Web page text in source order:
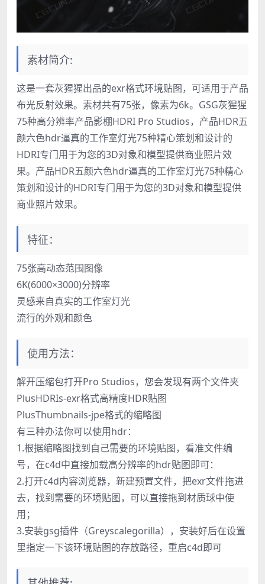
素材简介:
这是一套灰猩猩出品的exr格式环境贴图，可适用于产品
布光反射效果。素材共有75张，像素为6k。GSG灰猩猩
75种高分辨率产品影棚HDRI Pro Studios，产品HDR五
颜六色hdr逼真的工作室灯光75种精心策划和设计的
HDRI专门用于为您的3D对象和模型提供商业照片效
果。产品HDR五颜六色hdr逼真的工作室灯光75种精心
策划和设计的HDRI专门用于为您的3D对象和模型提供
商业照片效果。
特征：
75张高动态范围图像
6K(6000×3000)分辨率
灵感来自真实的工作室灯光
流行的外观和颜色
使用方法：
解开压缩包打开Pro Studios，您会发现有两个文件夹
PlusHDRIs-exr格式高精度HDR贴图
PlusThumbnails-jpe格式的缩略图
有三种办法你可以使用hdr：
1.根据缩略图找到自己需要的环境贴图，看准文件编
号，在c4d中直接加载高分辨率的hdr贴图即可：
2.打开c4d内容浏览器，新建预置文件，把exr文件拖进
去，找到需要的环境贴图，可以直接拖到材质球中使
用；
3.安装gsg插件（Greyscalegorilla），安装好后在设置
里指定一下该环境贴图的存放路径，重启c4d即可